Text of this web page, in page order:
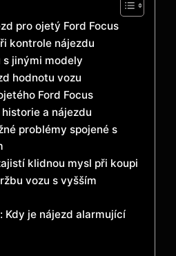
pro ojetý Ford Focus
kontrole nájezdu
s jinými modely
hodnotu vozu
Ford Focus
a nájezdu
problémy spojené s
klidnou mysl při koupi
vozu s vyšším
Kdy je nájezd alarmující